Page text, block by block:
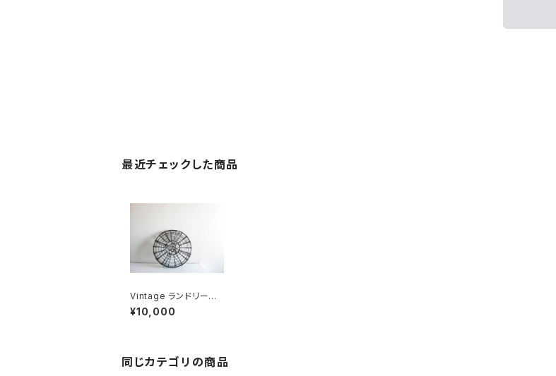
最近チェックした商品
Vintage ランドリーバ
スケット
¥10,000
同じカテゴリの商品